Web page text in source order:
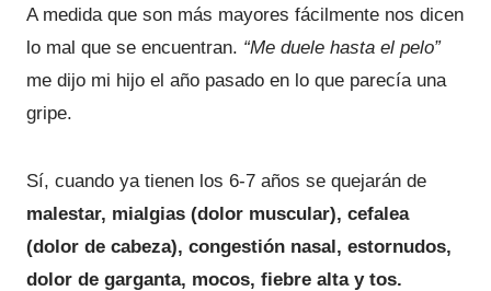
A medida que son más mayores fácilmente nos dicen
lo mal que se encuentran. “Me duele hasta el pelo”
me dijo mi hijo el año pasado en lo que parecía una
gripe.
Sí, cuando ya tienen los 6-7 años se quejarán de
malestar, mialgias (dolor muscular), cefalea
(dolor de cabeza), congestión nasal, estornudos,
dolor de garganta, mocos, fiebre alta y tos.